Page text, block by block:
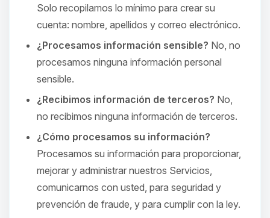
Solo recopilamos lo mínimo para crear su
cuenta: nombre, apellidos y correo electrónico.
¿Procesamos información sensible? No, no
procesamos ninguna información personal
sensible.
¿Recibimos información de terceros? No,
no recibimos ninguna información de terceros.
¿Cómo procesamos su información?
Procesamos su información para proporcionar,
mejorar y administrar nuestros Servicios,
comunicarnos con usted, para seguridad y
prevención de fraude, y para cumplir con la ley.